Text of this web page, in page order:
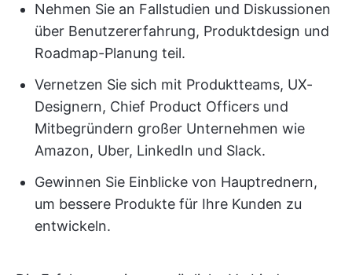
Nehmen Sie an Fallstudien und Diskussionen
über Benutzererfahrung, Produktdesign und
Roadmap-Planung teil.
Vernetzen Sie sich mit Produktteams, UX-
Designern, Chief Product Officers und
Mitbegründern großer Unternehmen wie
Amazon, Uber, LinkedIn und Slack.
Gewinnen Sie Einblicke von Hauptrednern,
um bessere Produkte für Ihre Kunden zu
entwickeln.